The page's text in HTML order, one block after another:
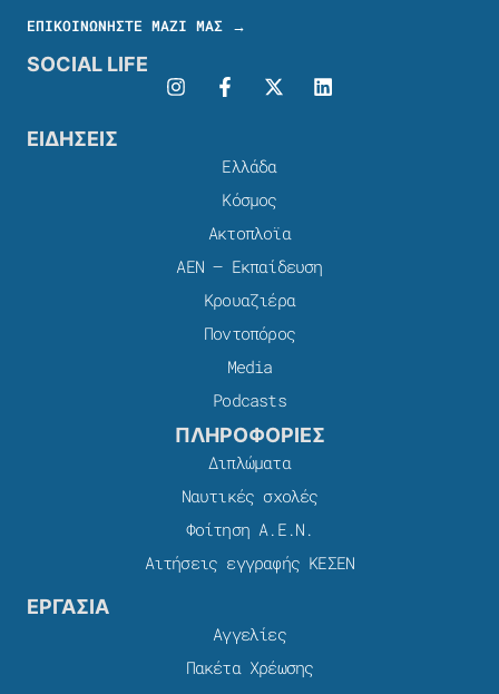
ΕΠΙΚΟΙΝΩΝΗΣΤΕ ΜΑΖΙ ΜΑΣ →
SOCIAL LIFE
ΕΙΔΗΣΕΙΣ
Ελλάδα
Κόσμος
Ακτοπλοϊα
ΑΕΝ – Εκπαίδευση
Κρουαζιέρα
Ποντοπόρος
Media
Podcasts
ΠΛΗΡΟΦΟΡΙΕΣ
Διπλώματα
Ναυτικές σχολές
Φοίτηση Α.Ε.Ν.
Αιτήσεις εγγραφής ΚΕΣΕΝ
ΕΡΓΑΣΙΑ
Αγγελίες
Πακέτα Χρέωσης​